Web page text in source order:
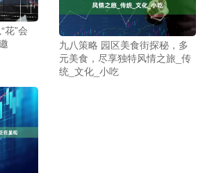
花”会
九八策略 园区美食街探秘，多
元美食，尽享独特风情之旅_传
统_文化_小吃